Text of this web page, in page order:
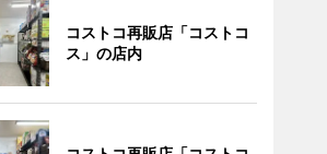
コストコ再販店「コストコ
ス」の店内